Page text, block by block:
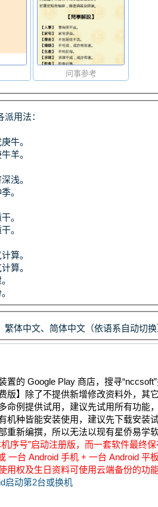
问事参考
用法：
牛。
羊。
浅。
。
。
。
算。
算。
繁体中文、简体中文（依语系自动切换
置的 Google Play 商店，搜寻“nccsoft”
版】除了不提供新增修改资料外，其
命例提供试用，建议先试用所有功能，
机种皆能安装使用，建议先下载安装试
重新编撰，所以无法以现有星侨易学
序号”启动注册版，而一套软件最终
一台 Android 手机 + 一台 Android 平板
用权及生日资料可使用云端备份的功
启动第2台或换机